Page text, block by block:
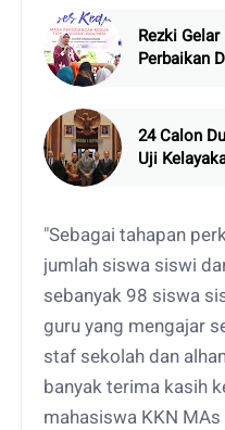
Rezki
Perbaikan
24 Calon
Uji
"Sebagai tahapan
jumlah siswa siswi
sebanyak 98 siswa
guru yang mengajar
staf sekolah dan
banyak terima kasih
mahasiswa KKN